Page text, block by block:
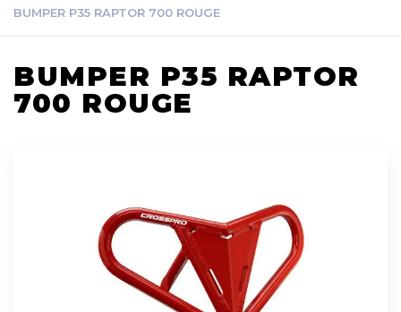
BUMPER P35 RAPTOR 700 ROUGE
BUMPER P35 RAPTOR
700 ROUGE